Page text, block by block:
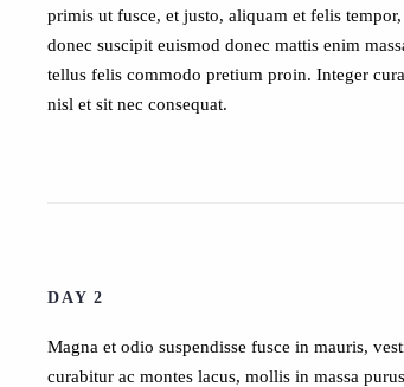
primis ut fusce, et justo, aliquam et felis
donec suscipit euismod donec mattis enim
tellus felis commodo pretium proin. Integer
nisl et sit nec consequat.
DAY 2
Magna et odio suspendisse fusce in mauris,
curabitur ac montes lacus, mollis in massa